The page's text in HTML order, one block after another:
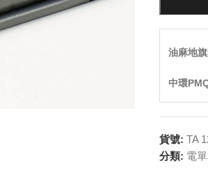
油麻地
中環
貨號: TA
分類: 電